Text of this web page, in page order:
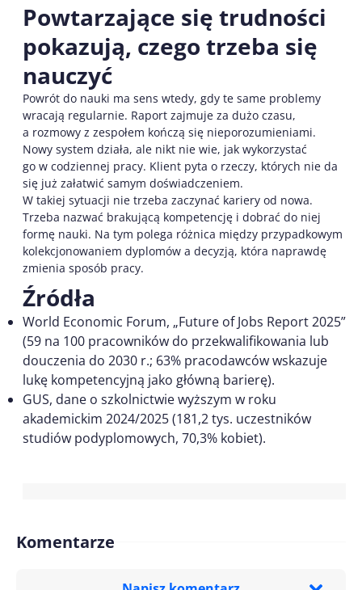
Powtarzające się trudności
pokazują, czego trzeba się
nauczyć
Powrót do nauki ma sens wtedy, gdy te same problemy
wracają regularnie. Raport zajmuje za dużo czasu,
a rozmowy z zespołem kończą się nieporozumieniami.
Nowy system działa, ale nikt nie wie, jak wykorzystać
go w codziennej pracy. Klient pyta o rzeczy, których nie da
się już załatwić samym doświadczeniem.
W takiej sytuacji nie trzeba zaczynać kariery od nowa.
Trzeba nazwać brakującą kompetencję i dobrać do niej
formę nauki. Na tym polega różnica między przypadkowym
kolekcjonowaniem dyplomów a decyzją, która naprawdę
zmienia sposób pracy.
Źródła
World Economic Forum, „Future of Jobs Report 2025”
(59 na 100 pracowników do przekwalifikowania lub
douczenia do 2030 r.; 63% pracodawców wskazuje
lukę kompetencyjną jako główną barierę).
GUS, dane o szkolnictwie wyższym w roku
akademickim 2024/2025 (181,2 tys. uczestników
studiów podyplomowych, 70,3% kobiet).
Komentarze